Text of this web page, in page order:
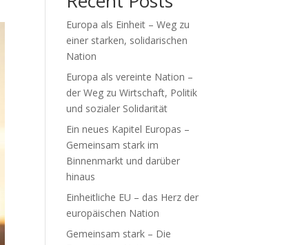
Europa als Einheit – Weg zu
einer starken, solidarischen
Nation
Europa als vereinte Nation –
der Weg zu Wirtschaft, Politik
und sozialer Solidarität
Ein neues Kapitel Europas –
Gemeinsam stark im
Binnenmarkt und darüber
hinaus
Einheitliche EU – das Herz der
europäischen Nation
Gemeinsam stark – Die